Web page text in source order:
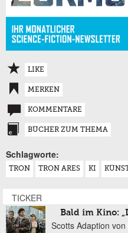
LIKE
MERKEN
KOMMENTARE
BÜCHER ZUM THEMA
Schlagworte:
TRON TRON ARES KI
TICKER
Bald im Kino:
Scotts Adaption